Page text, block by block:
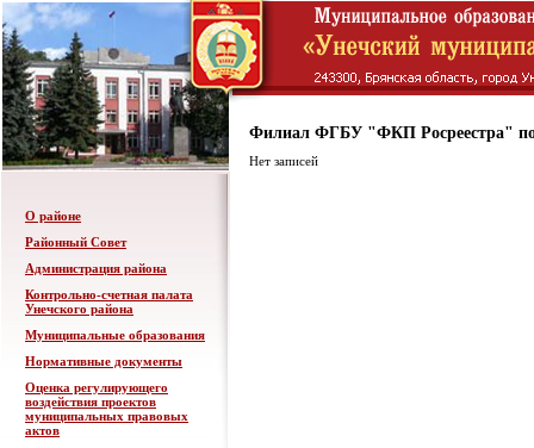
О районе
Районный Совет
Администрация района
Контрольно-счетная палата
Унечского района
Муниципальные образования
Нормативные документы
Оценка регулирующего
воздействия проектов
муниципальных правовых
актов
Филиал ФГБУ "ФКП Росреестра" по
Нет записей